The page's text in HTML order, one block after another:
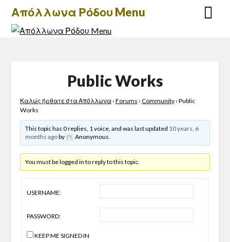
Skip
content
Απόλλωνα Ρόδου Menu
Public Works
Καλώς ήρθατε στα Απόλλωνα › Forums › Community › Public
Works
This topic has 0 replies, 1 voice, and was last updated 10 years, 6
months agoby Anonymous.
You must be logged in to reply to this topic.
USERNAME:
PASSWORD:
KEEP ME SIGNED IN